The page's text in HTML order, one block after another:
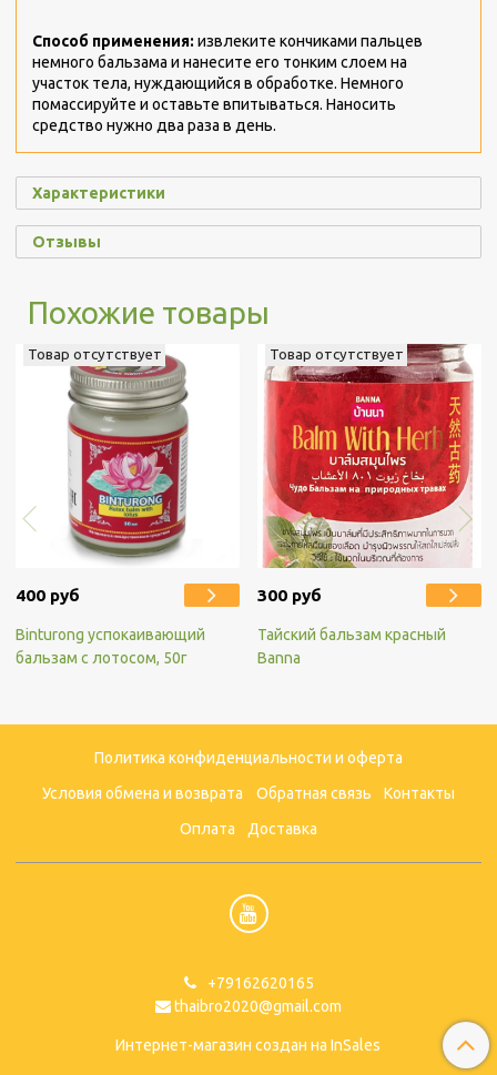
Способ применения: извлеките кончиками пальцев
немного бальзама и нанесите его тонким слоем на
участок тела, нуждающийся в обработке. Немного
помассируйте и оставьте впитываться. Наносить
средство нужно два раза в день.
Характеристики
Отзывы
Похожие товары
Товар отсутствует
400 руб
Binturong успокаивающий
бальзам с лотосом, 50г
Товар отсутствует
300 руб
Тайский бальзам красный
Banna
Политика конфиденциальности и оферта
Условия обмена и возврата Обратная связь Контакты
Оплата Доставка
+79162620165
thaibro2020@gmail.com
Интернет-магазин создан на InSales